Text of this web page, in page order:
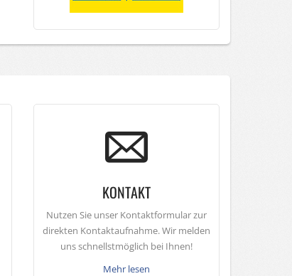
KONTAKT
Nutzen Sie unser Kontaktformular zur
direkten Kontaktaufnahme. Wir melden
uns schnellstmöglich bei Ihnen!
Mehr lesen